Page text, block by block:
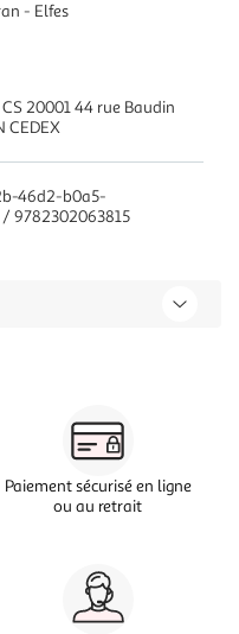
- Elfes
20001 44 rue Baudin
CEDEX
46d2-b0a5-
/ 9782302063815
Paiement sécurisé en ligne
ou au retrait